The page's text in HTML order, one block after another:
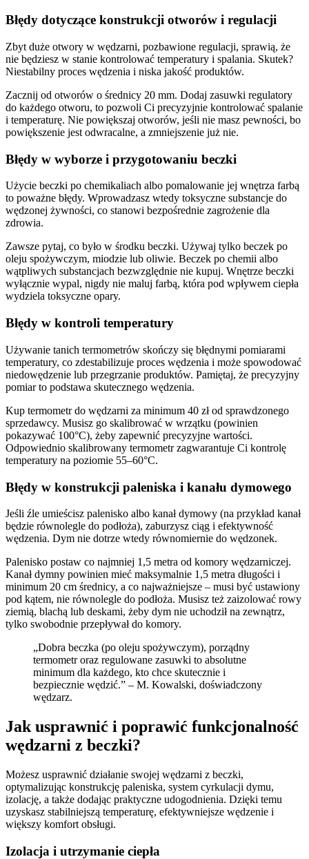
Błędy dotyczące konstrukcji otworów i regulacji
Zbyt duże otwory w wędzarni, pozbawione regulacji, sprawią, że
nie będziesz w stanie kontrolować temperatury i spalania. Skutek?
Niestabilny proces wędzenia i niska jakość produktów.
Zacznij od otworów o średnicy 20 mm. Dodaj zasuwki regulatory
do każdego otworu, to pozwoli Ci precyzyjnie kontrolować spalanie
i temperaturę. Nie powiększaj otworów, jeśli nie masz pewności, bo
powiększenie jest odwracalne, a zmniejszenie już nie.
Błędy w wyborze i przygotowaniu beczki
Użycie beczki po chemikaliach albo pomalowanie jej wnętrza farbą
to poważne błędy. Wprowadzasz wtedy toksyczne substancje do
wędzonej żywności, co stanowi bezpośrednie zagrożenie dla
zdrowia.
Zawsze pytaj, co było w środku beczki. Używaj tylko beczek po
oleju spożywczym, miodzie lub oliwie. Beczek po chemii albo
wątpliwych substancjach bezwzględnie nie kupuj. Wnętrze beczki
wyłącznie wypal, nigdy nie maluj farbą, która pod wpływem ciepła
wydziela toksyczne opary.
Błędy w kontroli temperatury
Używanie tanich termometrów skończy się błędnymi pomiarami
temperatury, co zdestabilizuje proces wędzenia i może spowodować
niedowędzenie lub przegrzanie produktów. Pamiętaj, że precyzyjny
pomiar to podstawa skutecznego wędzenia.
Kup termometr do wędzarni za minimum 40 zł od sprawdzonego
sprzedawcy. Musisz go skalibrować w wrzątku (powinien
pokazywać 100°C), żeby zapewnić precyzyjne wartości.
Odpowiednio skalibrowany termometr zagwarantuje Ci kontrolę
temperatury na poziomie 55–60°C.
Błędy w konstrukcji paleniska i kanału dymowego
Jeśli źle umieścisz palenisko albo kanał dymowy (na przykład kanał
będzie równolegle do podłoża), zaburzysz ciąg i efektywność
wędzenia. Dym nie dotrze wtedy równomiernie do wędzonek.
Palenisko postaw co najmniej 1,5 metra od komory wędzarniczej.
Kanał dymny powinien mieć maksymalnie 1,5 metra długości i
minimum 20 cm średnicy, a co najważniejsze – musi być ustawiony
pod kątem, nie równolegle do podłoża. Musisz też zaizolować rowy
ziemią, blachą lub deskami, żeby dym nie uchodził na zewnątrz,
tylko swobodnie przepływał do komory.
„Dobra beczka (po oleju spożywczym), porządny
termometr oraz regulowane zasuwki to absolutne
minimum dla każdego, kto chce skutecznie i
bezpiecznie wędzić.” – M. Kowalski, doświadczony
wędzarz.
Jak usprawnić i poprawić funkcjonalność
wędzarni z beczki?
Możesz usprawnić działanie swojej wędzarni z beczki,
optymalizując konstrukcję paleniska, system cyrkulacji dymu,
izolację, a także dodając praktyczne udogodnienia. Dzięki temu
uzyskasz stabilniejszą temperaturę, efektywniejsze wędzenie i
większy komfort obsługi.
Izolacja i utrzymanie ciepła